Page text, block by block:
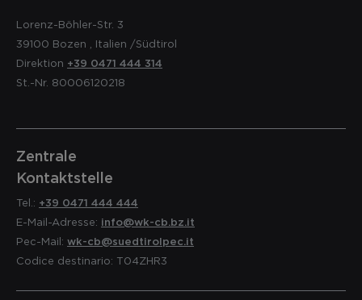
Lorenz-Böhler-Str. 3
39100 Bozen Italien /Südtirol
Direktion +39 0471 444 314
St.-Nr. 80006120218
Zentrale
Kontaktstelle
Tel.: +39 0471 444 444
E-Mail-Adresse: info@wk-cb.bz.it
Pec-Mail: wk-cb@suedtirolpec.it
Codice destinario: T04ZHR3